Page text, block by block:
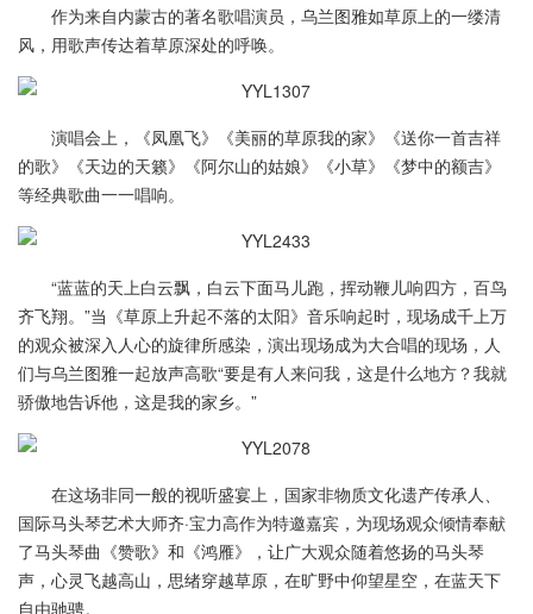
作为来自内蒙古的著名歌唱演员，乌兰图雅如草原上的一缕清
风，用歌声传达着草原深处的呼唤。
演唱会上，《凤凰飞》《美丽的草原我的家》《送你一首吉祥
的歌》《天边的天籁》《阿尔山的姑娘》《小草》《梦中的额吉》
等经典歌曲一一唱响。
“蓝蓝的天上白云飘，白云下面马儿跑，挥动鞭儿响四方，百鸟
齐飞翔。”当《草原上升起不落的太阳》音乐响起时，现场成千上万
的观众被深入人心的旋律所感染，演出现场成为大合唱的现场，人
们与乌兰图雅一起放声高歌“要是有人来问我，这是什么地方？我就
骄傲地告诉他，这是我的家乡。”
在这场非同一般的视听盛宴上，国家非物质文化遗产传承人、
国际马头琴艺术大师齐·宝力高作为特邀嘉宾，为现场观众倾情奉献
了马头琴曲《赞歌》和《鸿雁》，让广大观众随着悠扬的马头琴
声，心灵飞越高山，思绪穿越草原，在旷野中仰望星空，在蓝天下
自由驰骋。